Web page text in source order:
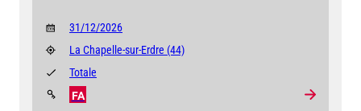
31/12/2026
La Chapelle-sur-Erdre (44)
FA
Totale